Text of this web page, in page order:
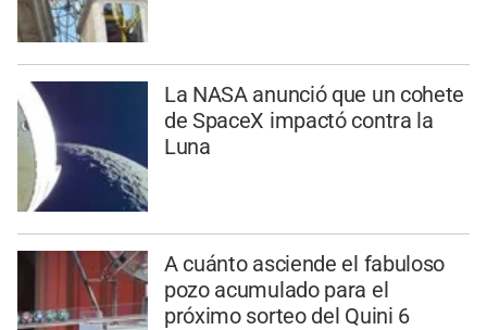
La NASA anunció que un cohete
de SpaceX impactó contra la
Luna
A cuánto asciende el fabuloso
pozo acumulado para el
próximo sorteo del Quini 6